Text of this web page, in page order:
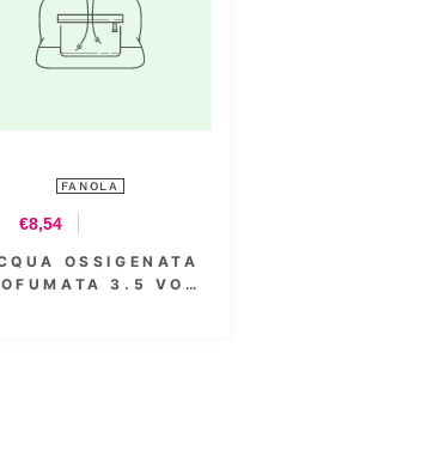
FANOLA
€8,54
ACQUA OSSIGENATA
PROFUMATA 40 VOL.